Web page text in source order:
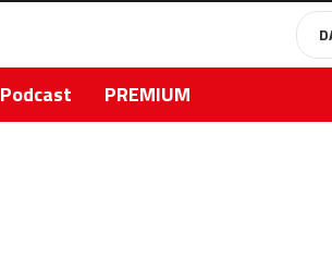
Podcast PREMIUM